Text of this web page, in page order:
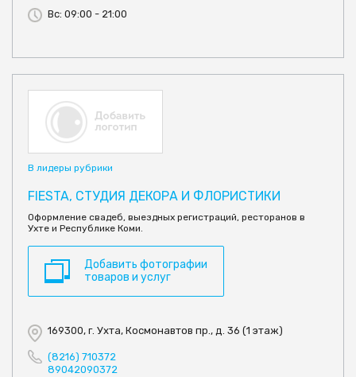
Вс: 09:00 - 21:00
В лидеры рубрики
FIESTA, СТУДИЯ ДЕКОРА И ФЛОРИСТИКИ
Оформление свадеб, выездных регистраций, ресторанов в
Ухте и Республике Коми.
Добавить фотографии
товаров и услуг
169300, г. Ухта, Космонавтов пр., д. 36 (1 этаж)
(8216) 710372
89042090372